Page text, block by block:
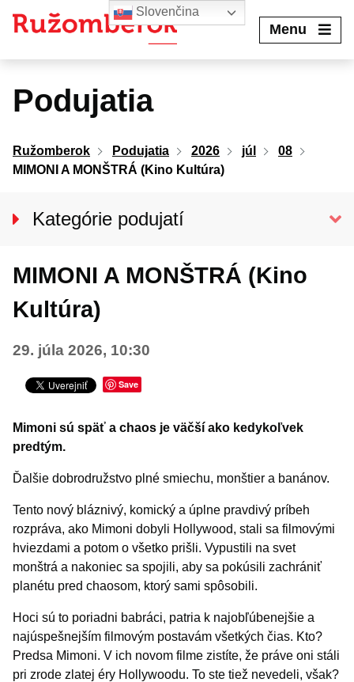
Menu
Podujatia
Ružomberok Podujatia 2026 júl
08
MIMONI A MONŠTRÁ (Kino Kultúra)
Kategórie podujatí
KINO KULTÚRA
Divadlo
Šport
Turistika
Iné podujatia
MIMONI A MONŠTRÁ (Kino
Kultúra)
29. júla 2026, 10:30
Save
Mimoni sú späť a chaos je väčší ako kedykoľvek
predtým.
Ďalšie dobrodružstvo plné smiechu, monštier a banánov.
Tento nový bláznivý, komický a úplne pravdivý príbeh
rozpráva, ako Mimoni dobyli Hollywood, stali sa filmovými
hviezdami a potom o všetko prišli. Vypustili na svet
monštrá a nakoniec sa spojili, aby sa pokúsili zachrániť
planétu pred chaosom, ktorý sami spôsobili.
Hoci sú to poriadni babráci, patria k najobľúbenejšie a
najúspešnejším filmovým postavám všetkých čias. Kto?
Predsa Mimoni. V ich novom filme zistíte, že práve oni stáli
pri zrode zlatej éry Hollywoodu. To ste tiež nevedeli, však?
Slovenčina